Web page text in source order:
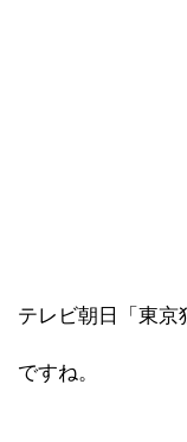
テレビ朝日「東京
ですね。